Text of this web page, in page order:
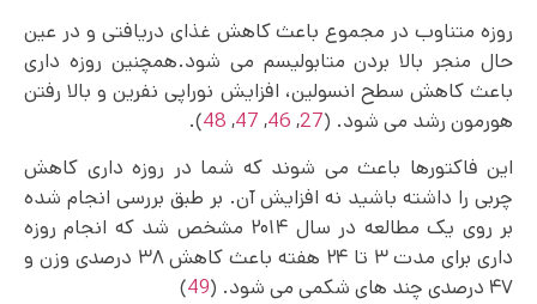
روزه متناوب در مجموع باعث کاهش غذای دریافتی و در عین
حال منجر بالا بردن متابولیسم می شود.همچنین روزه داری
باعث کاهش سطح انسولین، افزایش نوراپی نفرین و بالا رفتن
هورمون رشد می شود. (27
,
46
,
47
,
48
).
این فاکتورها باعث می‌ شوند که شما در روزه داری کاهش
چربی را داشته باشید نه افزایش آن. بر طبق بررسی انجام شده
بر روی یک مطالعه در سال ۲۰۱۴ مشخص شد که انجام روزه‌
داری برای مدت ۳ تا ۲۴ هفته باعث کاهش ۳۸ درصدی وزن و
۴۷ درصدی چند های شکمی می شود. (
49
)